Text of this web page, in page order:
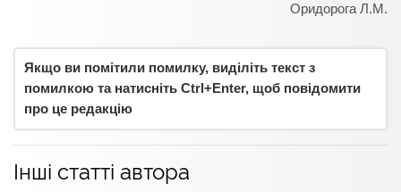
Оридорога Л.М.
Якщо ви помітили помилку, виділіть текст з
помилкою та натисніть Ctrl+Enter, щоб повідомити
про це редакцію
Інші статті автора